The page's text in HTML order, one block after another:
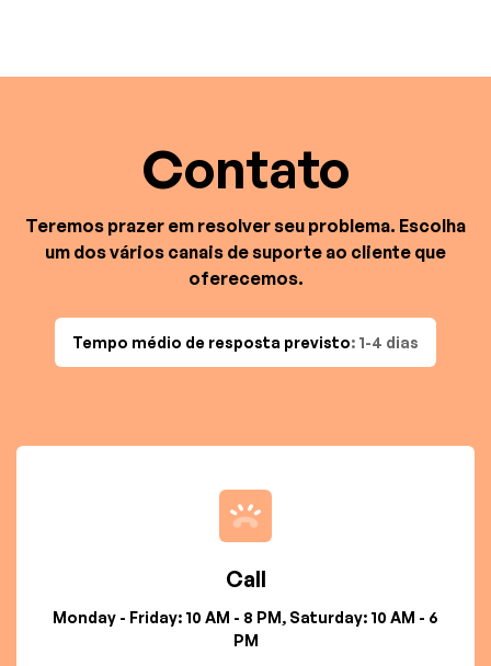
Contato
Teremos prazer em resolver seu problema. Escolha
um dos vários canais de suporte ao cliente que
oferecemos.
Tempo médio de resposta previsto: 1-4 dias
Call
Monday - Friday: 10 AM - 8 PM, Saturday: 10 AM - 6
PM